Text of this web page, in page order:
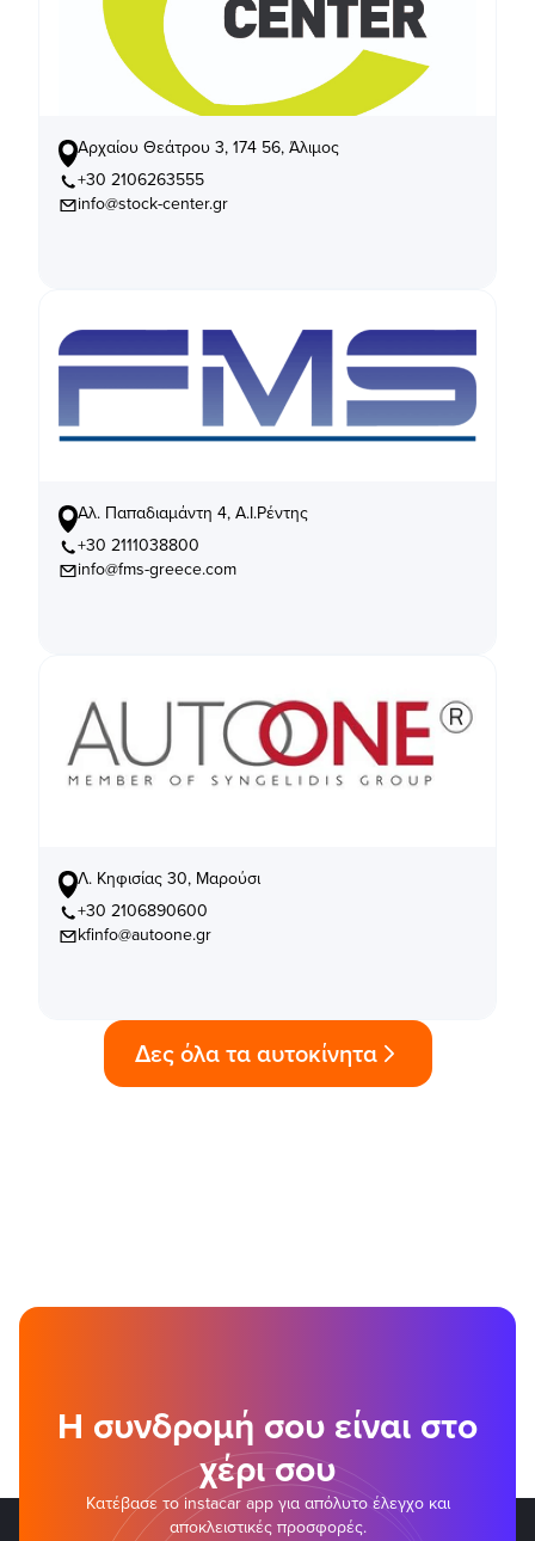
Αρχαίου Θεάτρου 3, 174 56, Άλιμος
+30 2106263555
info@stock-center.gr
Αλ. Παπαδιαμάντη 4, Α.Ι.Ρέντης
+30 2111038800
info@fms-greece.com
Λ. Κηφισίας 30, Μαρούσι
+30 2106890600
kfinfo@autoone.gr
Δες όλα τα αυτοκίνητα
Η συνδρομή σου είναι στο
χέρι σου
Κατέβασε το instacar app για απόλυτο έλεγχο και
αποκλειστικές προσφορές.